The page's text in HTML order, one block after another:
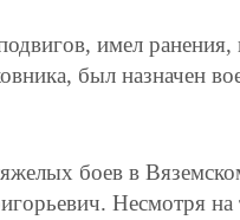
имел
был назначен
боев в
Несмотря на